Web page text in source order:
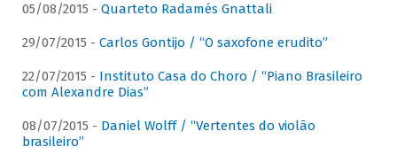
05/08/2015 - Quarteto Radamés Gnattali
29/07/2015 - Carlos Gontijo / “O saxofone erudito”
22/07/2015 - Instituto Casa do Choro / “Piano Brasileiro
com Alexandre Dias”
08/07/2015 - Daniel Wolff / “Vertentes do violão
brasileiro”